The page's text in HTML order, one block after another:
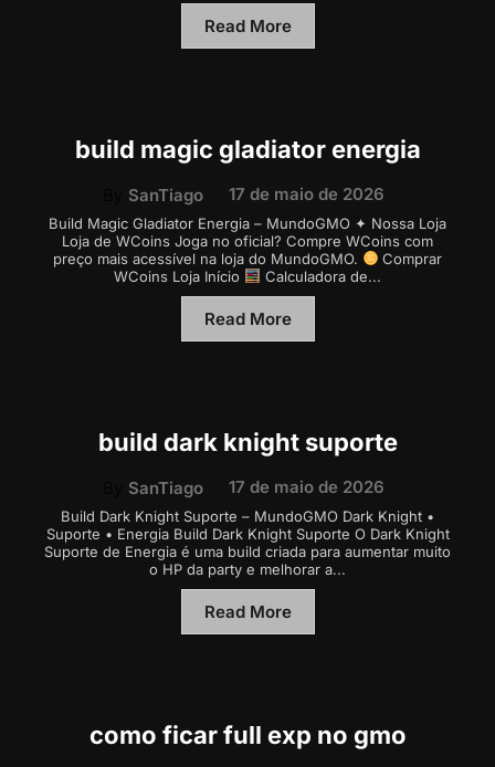
Read More
build magic gladiator energia
SanTiago 17 de maio de 2026
Build Magic Gladiator Energia – MundoGMO ✦ Nossa Loja
Loja de WCoins Joga no oficial? Compre WCoins com
preço mais acessível na loja do MundoGMO.
Comprar
WCoins Loja Início
Calculadora de...
Read More
build dark knight suporte
SanTiago 17 de maio de 2026
Build Dark Knight Suporte – MundoGMO Dark Knight •
Suporte • Energia Build Dark Knight Suporte O Dark Knight
Suporte de Energia é uma build criada para aumentar muito
o HP da party e melhorar a...
Read More
como ficar full exp no gmo